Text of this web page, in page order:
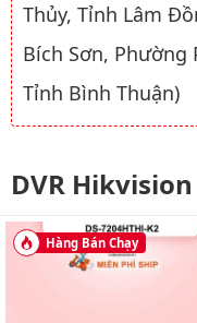
Thủy, Tỉnh Lâm
Bích Sơn, Phường
Tỉnh Bình Thuận)
DVR Hikvision
Hàng Bán Chạy